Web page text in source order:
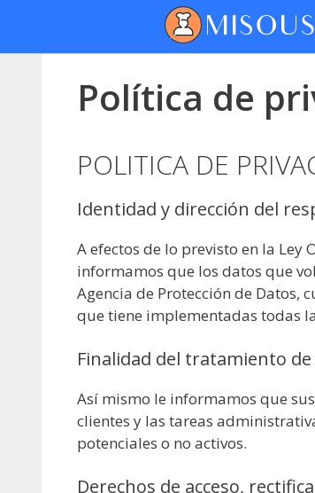
Política de
POLITICA DE
Identidad y dirección del
A efectos de lo previsto en la Ley
informamos que los datos que
Agencia de Protección de Datos,
que tiene implementadas todas
Finalidad del tratamiento
Así mismo le informamos que
clientes y las tareas
potenciales o no activos.
Derechos de acceso,